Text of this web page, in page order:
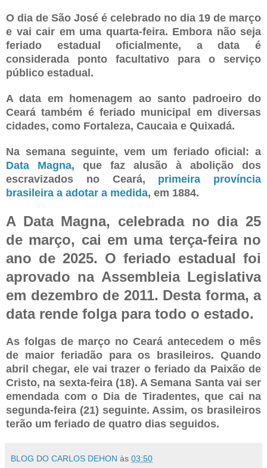
O dia de São José é celebrado no dia 19 de março
e vai cair em uma quarta-feira. Embora não seja
feriado estadual oficialmente, a data é
considerada ponto facultativo para o serviço
público estadual.
A data em homenagem ao santo padroeiro do
Ceará também é feriado municipal em diversas
cidades, como Fortaleza, Caucaia e Quixadá.
Na semana seguinte, vem um feriado oficial: a
Data Magna, que faz alusão à abolição dos
escravizados no Ceará, primeira província
brasileira a adotar a medida, em 1884.
A Data Magna, celebrada no dia 25
de março, cai em uma terça-feira no
ano de 2025. O feriado estadual foi
aprovado na Assembleia Legislativa
em dezembro de 2011. Desta forma, a
data rende folga para todo o estado.
As folgas de março no Ceará antecedem o mês
de maior feriadão para os brasileiros. Quando
abril chegar, ele vai trazer o feriado da Paixão de
Cristo, na sexta-feira (18). A Semana Santa vai ser
emendada com o Dia de Tiradentes, que cai na
segunda-feira (21) seguinte. Assim, os brasileiros
terão um feriado de quatro dias seguidos.
BLOG DO CARLOS DEHON às 03:50